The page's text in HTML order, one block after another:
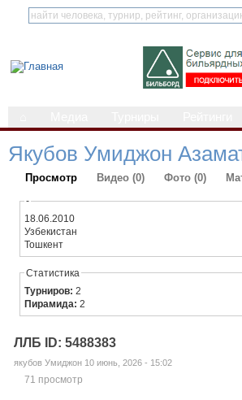
Якубов Умиджон
Просмотр Видео (0) Фото (0)
-
18.06.2010
Узбекистан
Тошкент
Статистика
Турниров:2
Пирамида:2
ЛЛБ ID: 5488383
якубов Умиджон 10 июнь, 2026 - 15:02
71 просмотр